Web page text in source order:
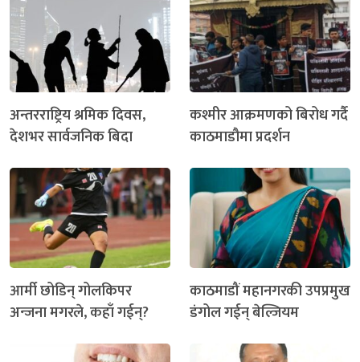
अन्तरराष्ट्रिय श्रमिक दिवस,
देशभर सार्वजनिक बिदा
कश्मीर आक्रमणको बिरोध गर्दै
काठमाडौमा प्रदर्शन
आर्मी छोडिन् गोलकिपर
अन्जना मगरले, कहाँ गईन्?
काठमाडौं महानगरकी उपप्रमुख
डंगोल गईन् बेल्जियम